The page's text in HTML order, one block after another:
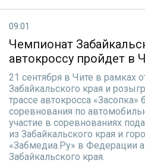
09:01
Чемпионат
автокроссу пройдет в
21 сентября в Чите в рамках
Забайкальского края и
трассе автокросса «Засопка»
соревнования по
участие в соревнованиях
из Забайкальского края и
«Забмедиа.Ру» в Федерации
Забайкальского края.